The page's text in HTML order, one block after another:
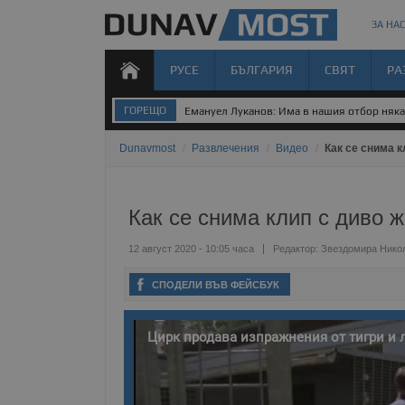
ЗА НАС
РУСЕ БЪЛГАРИЯ СВЯТ
ГОРЕЩО Емануел Луканов: Има в нашия отбор
Dunavmost Развлечения Видео Как се снима
Как се снима клип с диво
12 август 2020 - 10:05 часа Редактор: Звездомира
СПОДЕЛИ ВЪВ ФЕЙСБУК